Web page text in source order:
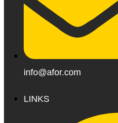
info@afor.com
LINKS